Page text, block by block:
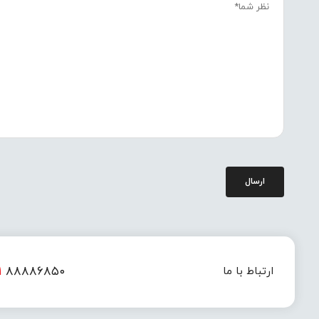
ارسال
ارتباط با ما ۸۸۸۸۶۸۵۰